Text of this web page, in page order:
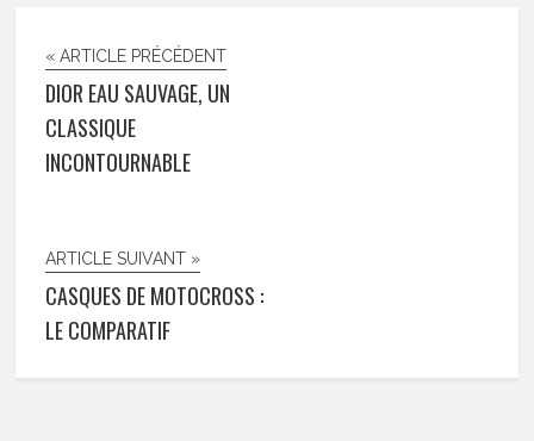
« ARTICLE PRÉCÉDENT
DIOR EAU SAUVAGE, UN
CLASSIQUE
INCONTOURNABLE
ARTICLE SUIVANT »
CASQUES DE MOTOCROSS :
LE COMPARATIF